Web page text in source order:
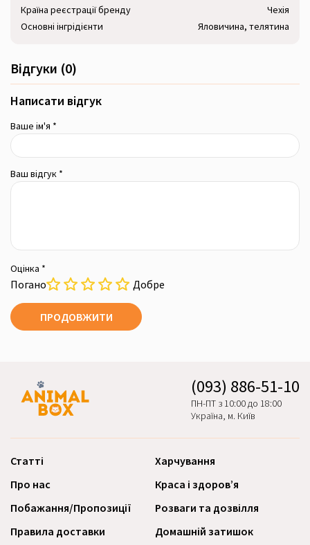
Країна реєстрації бренду
Чехія
Основні інгрідієнти
Яловичина, телятина
Відгуки (0)
Написати відгук
Ваше ім'я *
Ваш відгук *
Оцінка *
Погано Добре
ПРОДОВЖИТИ
(093) 886-51-10
ПН-ПТ з 10:00 до 18:00
Україна, м. Київ
Статті
Про нас
Побажання/Пропозиції
Правила доставки
Харчування
Краса і здоров’я
Розваги та дозвілля
Домашній затишок